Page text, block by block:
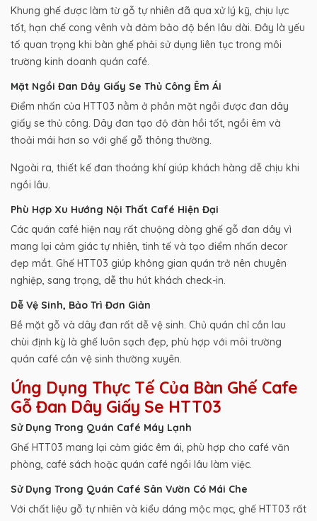
Khung ghế được làm từ gỗ tự nhiên đã qua xử lý kỹ, chịu lực
tốt, hạn chế cong vênh và đảm bảo độ bền lâu dài. Đây là yếu
tố quan trọng khi bàn ghế phải sử dụng liên tục trong môi
trường kinh doanh quán café.
Mặt Ngồi Đan Dây Giấy Se Thủ Công Êm Ái
Điểm nhấn của HTT03 nằm ở phần mặt ngồi được đan dây
giấy se thủ công. Dây đan tạo độ đàn hồi tốt, ngồi êm và
thoải mái hơn so với ghế gỗ thông thường.
Ngoài ra, thiết kế đan thoáng khí giúp khách hàng dễ chịu khi
ngồi lâu.
Phù Hợp Xu Hướng Nội Thất Café Hiện Đại
Các quán café hiện nay rất chuộng dòng ghế gỗ đan dây vì
mang lại cảm giác tự nhiên, tinh tế và tạo điểm nhấn decor
đẹp mắt. Ghế HTT03 giúp không gian quán trở nên chuyên
nghiệp, sang trọng, dễ thu hút khách check-in.
Dễ Vệ Sinh, Bảo Trì Đơn Giản
Bề mặt gỗ và dây đan rất dễ vệ sinh. Chủ quán chỉ cần lau
chùi định kỳ là ghế luôn sạch đẹp, phù hợp với môi trường
quán café cần vệ sinh thường xuyên.
Ứng Dụng Thực Tế Của Bàn Ghế Cafe
Gỗ Đan Dây Giấy Se HTT03
Sử Dụng Trong Quán Café Máy Lạnh
Ghế HTT03 mang lại cảm giác êm ái, phù hợp cho café văn
phòng, café sách hoặc quán café ngồi lâu làm việc.
Sử Dụng Trong Quán Café Sân Vườn Có Mái Che
Với chất liệu gỗ tự nhiên và kiểu dáng mộc mạc, ghế HTT03 rất